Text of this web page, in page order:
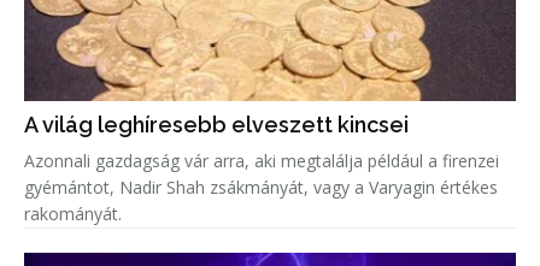
A világ leghíresebb elveszett kincsei
Azonnali gazdagság vár arra, aki megtalálja például a firenzei
gyémántot, Nadir Shah zsákmányát, vagy a Varyagin értékes
rakományát.